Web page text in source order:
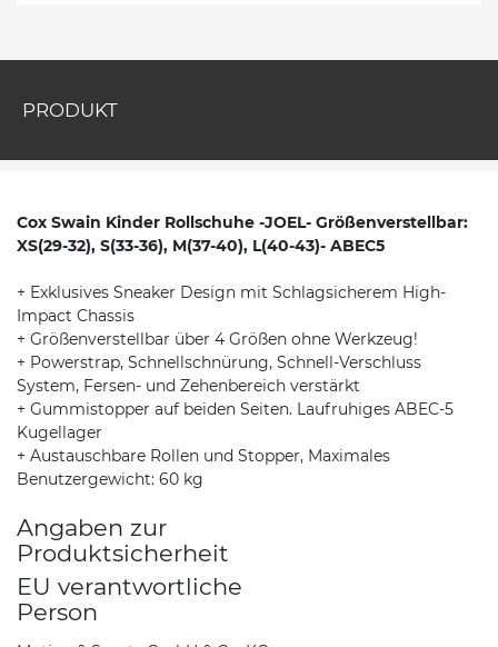
PRODUKT
Cox Swain Kinder Rollschuhe -JOEL- Größenverstellbar:
XS(29-32), S(33-36), M(37-40), L(40-43)- ABEC5
+ Exklusives Sneaker Design mit Schlagsicherem High-
Impact Chassis
+ Größenverstellbar über 4 Größen ohne Werkzeug!
+ Powerstrap, Schnellschnürung, Schnell-Verschluss
System, Fersen- und Zehenbereich verstärkt
+ Gummistopper auf beiden Seiten. Laufruhiges ABEC-5
Kugellager
+ Austauschbare Rollen und Stopper, Maximales
Benutzergewicht: 60 kg
Angaben zur
Produktsicherheit
EU verantwortliche
Person